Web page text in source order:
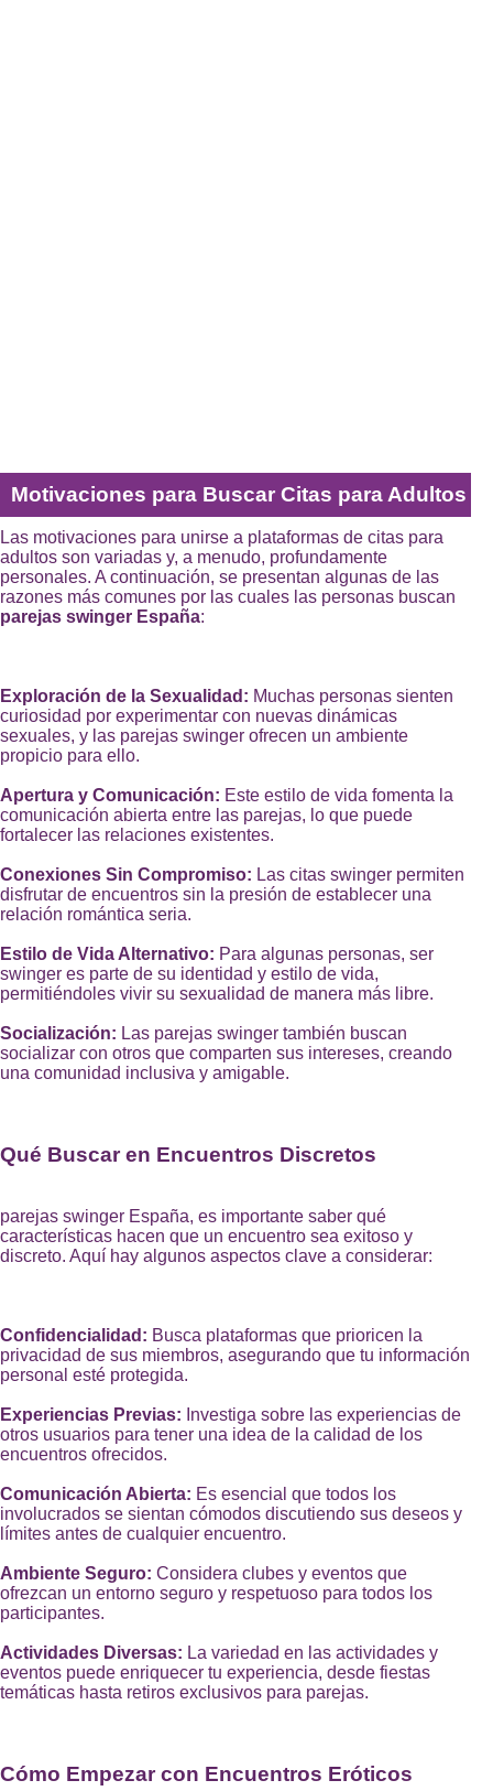
Motivaciones para Buscar Citas para Adultos
Las motivaciones para unirse a plataformas de citas para
adultos son variadas y, a menudo, profundamente
personales. A continuación, se presentan algunas de las
razones más comunes por las cuales las personas buscan
parejas swinger España:
Exploración de la Sexualidad: Muchas personas sienten
curiosidad por experimentar con nuevas dinámicas
sexuales, y las parejas swinger ofrecen un ambiente
propicio para ello.
Apertura y Comunicación: Este estilo de vida fomenta la
comunicación abierta entre las parejas, lo que puede
fortalecer las relaciones existentes.
Conexiones Sin Compromiso: Las citas swinger permiten
disfrutar de encuentros sin la presión de establecer una
relación romántica seria.
Estilo de Vida Alternativo: Para algunas personas, ser
swinger es parte de su identidad y estilo de vida,
permitiéndoles vivir su sexualidad de manera más libre.
Socialización: Las parejas swinger también buscan
socializar con otros que comparten sus intereses, creando
una comunidad inclusiva y amigable.
Qué Buscar en Encuentros Discretos
parejas swinger España, es importante saber qué
características hacen que un encuentro sea exitoso y
discreto. Aquí hay algunos aspectos clave a considerar:
Confidencialidad: Busca plataformas que prioricen la
privacidad de sus miembros, asegurando que tu información
personal esté protegida.
Experiencias Previas: Investiga sobre las experiencias de
otros usuarios para tener una idea de la calidad de los
encuentros ofrecidos.
Comunicación Abierta: Es esencial que todos los
involucrados se sientan cómodos discutiendo sus deseos y
límites antes de cualquier encuentro.
Ambiente Seguro: Considera clubes y eventos que
ofrezcan un entorno seguro y respetuoso para todos los
participantes.
Actividades Diversas: La variedad en las actividades y
eventos puede enriquecer tu experiencia, desde fiestas
temáticas hasta retiros exclusivos para parejas.
Cómo Empezar con Encuentros Eróticos